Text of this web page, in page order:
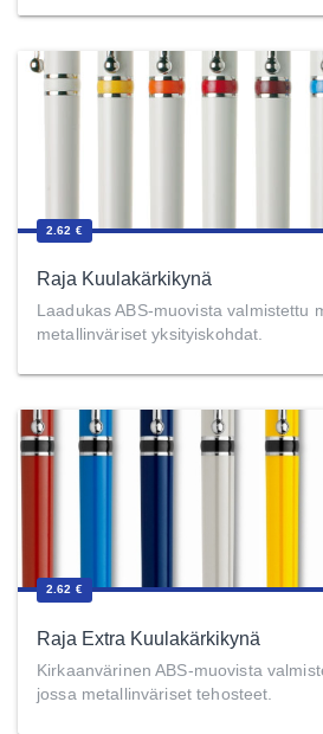
2.62 €
Raja Kuulakärkikynä
Laadukas ABS-muovista valmistettu
metallinväriset yksityiskohdat.
2.62 €
Raja Extra Kuulakärkikynä
Kirkaanvärinen ABS-muovista
jossa metallinväriset tehosteet.